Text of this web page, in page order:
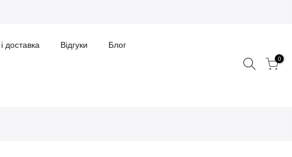
доставка Відгуки Блог
0